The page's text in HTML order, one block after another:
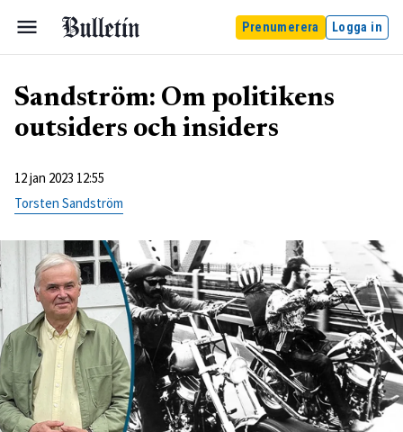
Prenumerera Logga in
Sandström: Om politikens
outsiders och insiders
12 jan 2023 12:55
Torsten Sandström